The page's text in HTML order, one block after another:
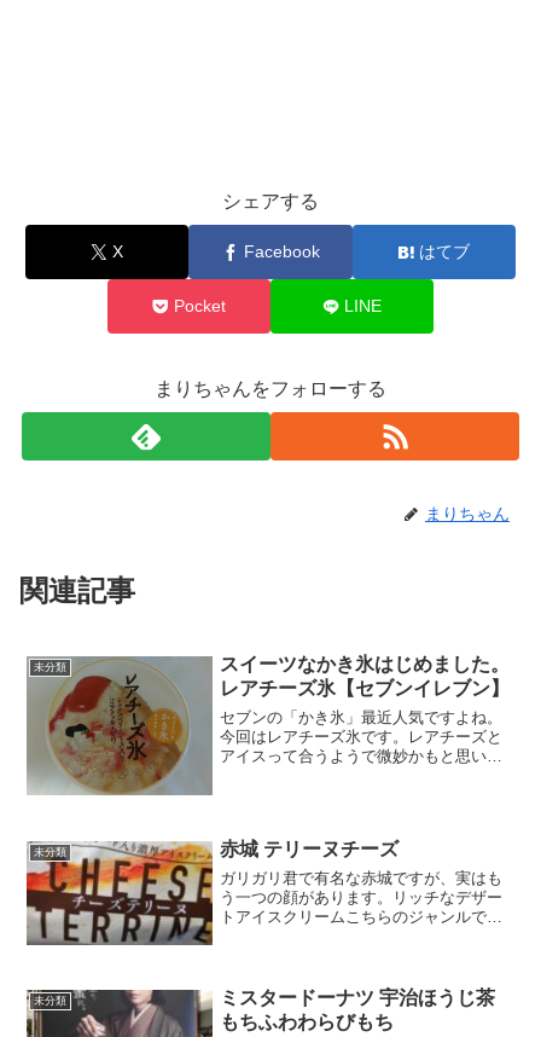
シェアする
X Facebook はてブ
Pocket LINE
まりちゃんをフォローする
まりちゃん
関連記事
未分類
スイーツなかき氷はじめました。
レアチーズ氷【セブンイレブン】
セブンの「かき氷」最近人気ですよね。
今回はレアチーズ氷です。レアチーズと
アイスって合うようで微妙かもと思いま
未分類 赤城 テリーヌチーズ
ガリガリ君で有名な赤城ですが、実はも
う一つの顔があります。リッチなデザー
トアイスクリームこちらのジャンルで外
なのです。今回はなんとチ...
未分類
ミスタードーナツ 宇治ほうじ茶
もちふわわらびもち